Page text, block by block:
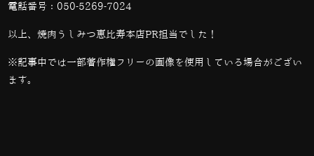
電話番号： 050-5269-7024
以上、焼肉うしみつ恵比寿本店PR担当でした！
※記事中では一部著作権フリーの画像を使用している場合がござい
ます。